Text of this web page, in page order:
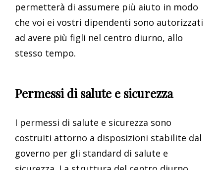
permetterà di assumere più aiuto in modo
che voi ei vostri dipendenti sono autorizzati
ad avere più figli nel centro diurno, allo
stesso tempo.
Permessi di salute e sicurezza
I permessi di salute e sicurezza sono
costruiti attorno a disposizioni stabilite dal
governo per gli standard di salute e